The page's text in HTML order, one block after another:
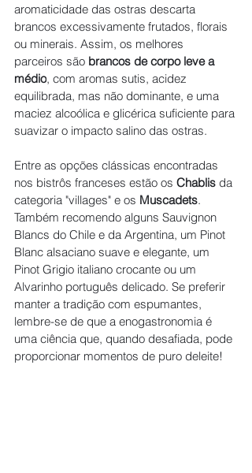
aromaticidade das ostras descarta
brancos excessivamente frutados, florais
ou minerais. Assim, os melhores
parceiros são brancos de corpo leve a
médio, com aromas sutis, acidez
equilibrada, mas não dominante, e uma
maciez alcoólica e glicérica suficiente para
suavizar o impacto salino das ostras.
Entre as opções clássicas encontradas
nos bistrôs franceses estão os Chablis da
categoria "villages" e os Muscadets.
Também recomendo alguns Sauvignon
Blancs do Chile e da Argentina, um Pinot
Blanc alsaciano suave e elegante, um
Pinot Grigio italiano crocante ou um
Alvarinho português delicado. Se preferir
manter a tradição com espumantes,
lembre-se de que a enogastronomia é
uma ciência que, quando desafiada, pode
proporcionar momentos de puro deleite!